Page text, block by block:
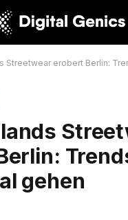
erobert Berlin: Trends,
gehen